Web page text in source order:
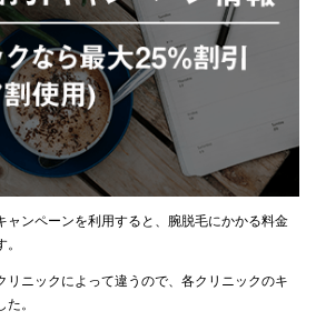
ャンペーンを利用すると、腕脱毛にかかる料金
リニックによって違うので、各クリニックのキ
。